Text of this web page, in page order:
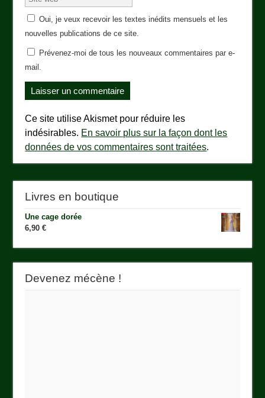
Oui, je veux recevoir les textes inédits mensuels et les
nouvelles publications de ce site.
Prévenez-moi de tous les nouveaux commentaires par e-
mail.
Ce site utilise Akismet pour réduire les
indésirables. En savoir plus sur la façon dont les
données de vos commentaires sont traitées.
Livres en boutique
Une cage dorée
6,90€
Devenez mécène !